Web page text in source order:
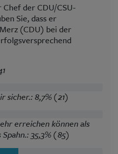
der CDU/CSU-
Sie, dass er
(CDU) bei der
sicher.: 8,7% (21)
erreichen können als
35,3% (85)